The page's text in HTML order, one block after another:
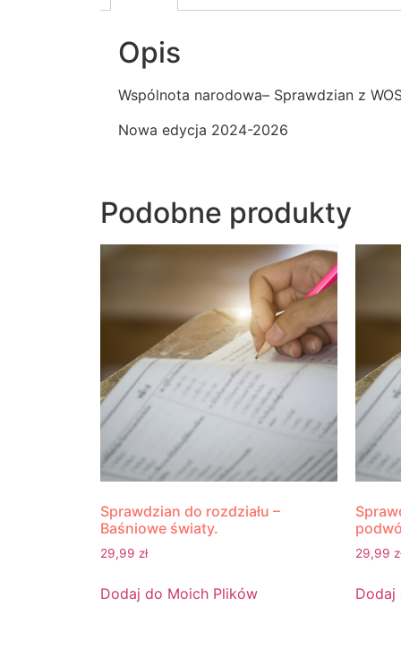
Opis
Wspólnota narodowa– Sprawdzian z
Nowa edycja 2024-2026
Podobne produkty
Sprawdzian do rozdziału –
Baśniowe światy.
29,99 zł
Dodaj do Moich Plików
29,99
Dodaj